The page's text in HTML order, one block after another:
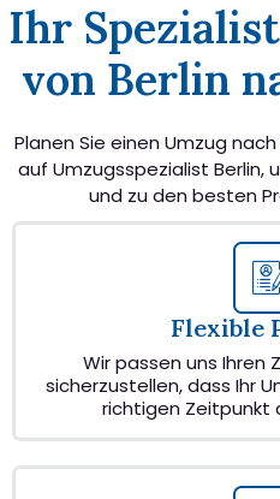
Ihr
von Berlin
Planen Sie einen Umzug
auf Umzugsspezialist Berlin,
und zu den besten
Flexible
Wir passen uns Ihren
sicherzustellen, dass Ihr
richtigen Zeitpunkt